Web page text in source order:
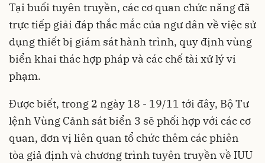
Tại buổi tuyên truyền, các cơ quan chức năng đã
trực tiếp giải đáp thắc mắc của ngư dân về việc sử
dụng thiết bị giám sát hành trình, quy định vùng
biển khai thác hợp pháp và các chế tài xử lý vi
phạm.
Được biết, trong 2 ngày 18 - 19/11 tới đây, Bộ Tư
lệnh Vùng Cảnh sát biển 3 sẽ phối hợp với các cơ
quan, đơn vị liên quan tổ chức thêm các phiên
tòa giả định và chương trình tuyên truyền về IUU